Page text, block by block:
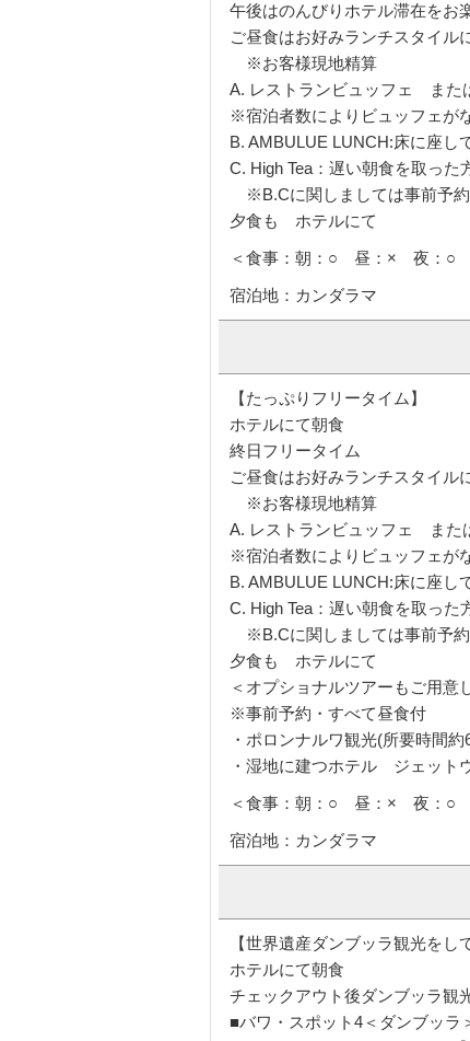
午後はのんびりホテル滞在をお
ご昼食はお好みランチスタイル
※お客様現地精算
A. レストランビュッフェ ま
※宿泊者数によりビュッフェが
B. AMBULUE LUNCH:床に座し
C. High Tea：遅い朝食を取った
※B.Cに関しましては事前予約
夕食も ホテルにて
＜食事：朝：○ 昼：× 夜：○
宿泊地：カンダラマ
【たっぷりフリータイム】
ホテルにて朝食
終日フリータイム
ご昼食はお好みランチスタイル
※お客様現地精算
A. レストランビュッフェ ま
※宿泊者数によりビュッフェが
B. AMBULUE LUNCH:床に座し
C. High Tea：遅い朝食を取った
※B.Cに関しましては事前予約
夕食も ホテルにて
＜オプショナルツアーもご用意
※事前予約・すべて昼食付
・ポロンナルワ観光(所要時間約
・湿地に建つホテル ジェット
＜食事：朝：○ 昼：× 夜：○
宿泊地：カンダラマ
【世界遺産ダンブッラ観光をし
ホテルにて朝食
チェックアウト後ダンブッラ観
■バワ・スポット4＜ダンブッラ